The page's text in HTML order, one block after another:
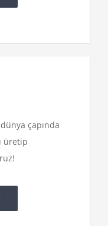
çapında
üretip